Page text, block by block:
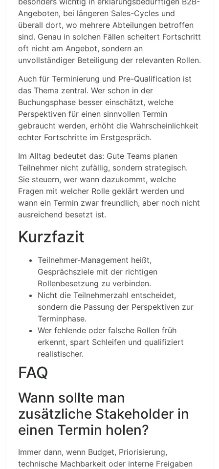
Angeboten, bei längeren Sales-Cycles und
überall dort, wo mehrere Abteilungen betroffen
sind. Genau in solchen Fällen scheitert Fortschritt
oft nicht am Angebot, sondern an
unvollständiger Beteiligung der relevanten Rollen.
Auch für Terminierung und Pre-Qualification ist
das Thema zentral. Wer schon in der
Buchungsphase besser einschätzt, welche
Perspektiven für einen sinnvollen Termin
gebraucht werden, erhöht die Wahrscheinlichkeit
echter Fortschritte im Erstgespräch.
Im Alltag bedeutet das: Gute Teams planen
Teilnehmer nicht zufällig, sondern strategisch.
Sie steuern, wer wann dazukommt, welche
Fragen mit welcher Rolle geklärt werden und
wann ein Termin zwar freundlich, aber noch nicht
ausreichend besetzt ist.
Kurzfazit
Teilnehmer-Management heißt,
Gesprächsziele mit der richtigen
Rollenbesetzung zu verbinden.
Nicht die Teilnehmerzahl entscheidet,
sondern die Passung der Perspektiven zur
Terminphase.
Wer fehlende oder falsche Rollen früh
erkennt, spart Schleifen und qualifiziert
realistischer.
FAQ
Wann sollte man
zusätzliche Stakeholder in
einen Termin holen?
Immer dann, wenn Budget, Priorisierung,
technische Machbarkeit oder interne Freigaben